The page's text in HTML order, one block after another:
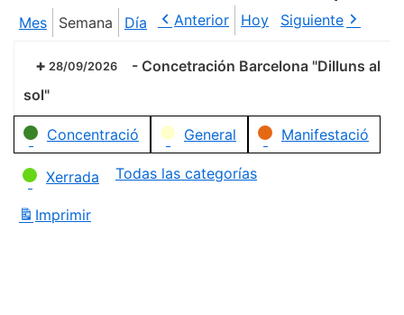
Mes Semana Día Anterior Hoy Siguiente
28/09/2026 - Concetración Barcelona "Dilluns al
sol"
Categorías
Concentració General Manifestació
Xerrada Todas las categorías
Imprimir